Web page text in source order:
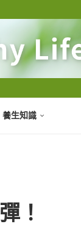
養生知識
！